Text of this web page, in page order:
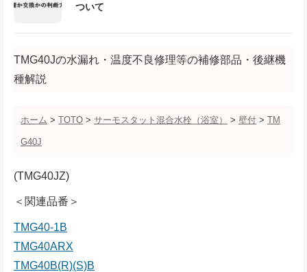
ついて
TMG40Jの水漏れ・温度不良修理等の補修部品・後継機
種解説
ホーム > TOTO > サーモスタット混合水栓（浴室） > 壁付 > TM
G40J
(TMG40JZ)
＜関連品番＞
TMG40-1B
TMG40ARX
TMG40B(R)(S)B